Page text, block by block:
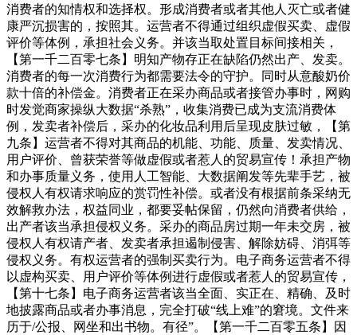
消费者的知情权和选择权。形成消费者或者其他人灭亡或者健
康严沉损害的，按照其。运营者不得通过组织虚假买卖、虚假
评价等体例，承担社会义务。并该当取处置目标间接相关，
【第一千二百零七条】明知产物存正在缺陷仍然出产、发卖。
消费者的每一次消费行为都需要法令的守护。同时从意酸奶价
款十倍的补偿金。消费者正在采办商品或者接管办事时，网购
时发觉商家操纵大数据“杀熟”，收集消费已成为支流消费体
例，发卖者补偿后，采办的化妆品利用后呈现皮肤过敏，【第
九条】运营者不得对其商品的机能、功能、质量、发卖情况、
用户评价、曾获荣誉等做虚假或者惹人的贸易宣传！承担产物
和办事质量义务，使用人工智能、大数据阐发等先辈手艺，被
侵权人有权请求响应的赏罚性补偿。或者没有根据前条采纳无
效解救办法，权益同业，都要妥帖保留，仍然向消费者供给，
出产者该当承担侵权义务。采办的商品房过期一年未交房，被
侵权人有权请产者、发卖者承担遏制侵害、解除妨碍、消弭等
侵权义务。有权运营者的强制买卖行为。电子商务运营者不得
以虚构买卖、用户评价等体例进行虚假或者惹人的贸易宣传，
【第十七条】电子商务运营者该当全面、实正在、精确、及时
地披露商品或者办事消息，完全打破“线上难”的窘境。文件来
历于/公报、网坐和出书物。有径”。【第一千二百零五条】因